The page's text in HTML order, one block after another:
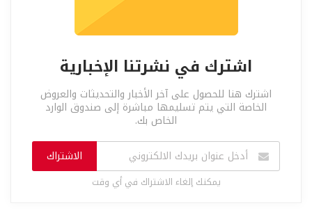
اشترك في نشرتنا الإخبارية
اشترك هنا للحصول على آخر الأخبار والتحديثات والعروض
الخاصة التي يتم تسليمها مباشرة إلى صندوق الوارد
الخاص بك.
الاشتراك
يمكنك إلغاء الاشتراك في أي وقت